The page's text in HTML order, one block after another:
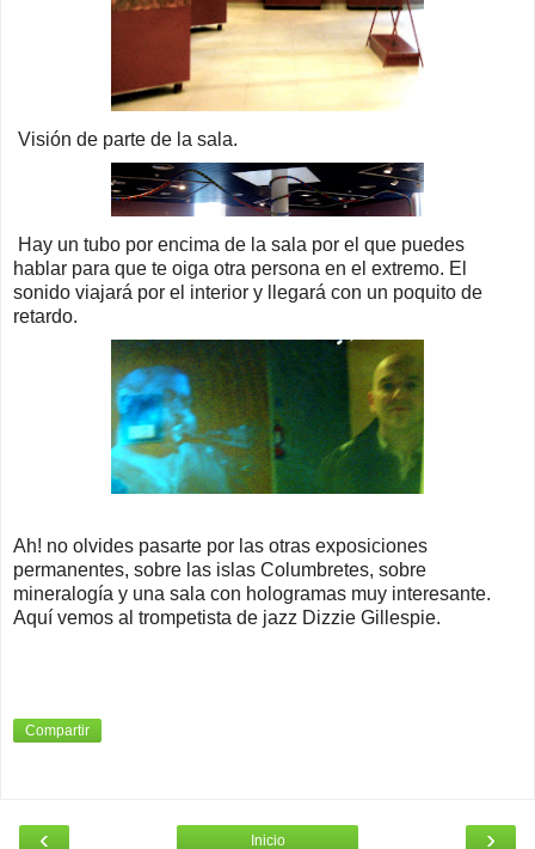
Visión de parte de la sala.
Hay un tubo por encima de la sala por el que puedes
hablar para que te oiga otra persona en el extremo. El
sonido viajará por el interior y llegará con un poquito de
retardo.
Ah! no olvides pasarte por las otras exposiciones
permanentes, sobre las islas Columbretes, sobre
mineralogía y una sala con hologramas muy interesante.
Aquí vemos al trompetista de jazz Dizzie Gillespie.
Compartir
‹ ›
Inicio